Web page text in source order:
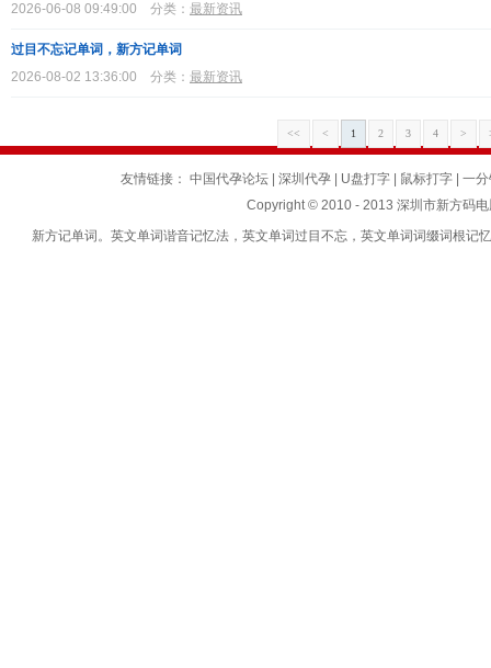
2026-06-08 09:49:00
分类： 最新资讯
过目不忘记单词，新方记单词
2026-08-02 13:36:00
分类： 最新资讯
<< < 1 2 3 4 >
友情链接： 中国代孕论坛 深圳代孕 U盘打字 鼠标打字
一
Copyright © 2010 - 2013 深圳市新方码
新方记单词。英文单词谐音记忆法，英文单词过目不忘，英文单词词缀词根